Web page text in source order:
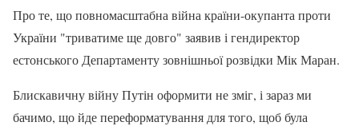
Про те, що повномасштабна війна країни-окупанта проти
України "триватиме ще довго" заявив і гендиректор
естонського Департаменту зовнішньої розвідки Мік Маран.
Блискавичну війну Путін оформити не зміг, і зараз ми
бачимо, що йде переформатування для того, щоб була